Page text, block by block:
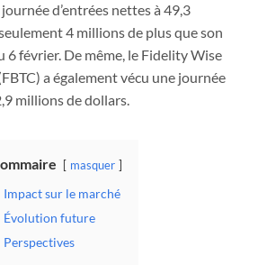
d’entrées nettes à 49,3
4 millions de plus que son
6 février. De même, le Fidelity Wise
a également vécu une journée
millions de dollars.
masquer
Impact sur le marché
Évolution future
Perspectives